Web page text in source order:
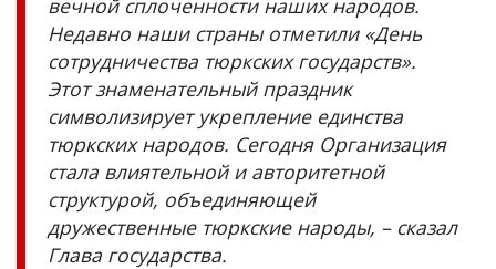
Недавно наши страны отметили «День
сотрудничества тюркских государств».
Этот знаменательный праздник
символизирует укрепление единства
тюркских народов. Сегодня Организация
стала влиятельной и авторитетной
структурой, объединяющей
дружественные тюркские народы, – сказал
Глава государства.